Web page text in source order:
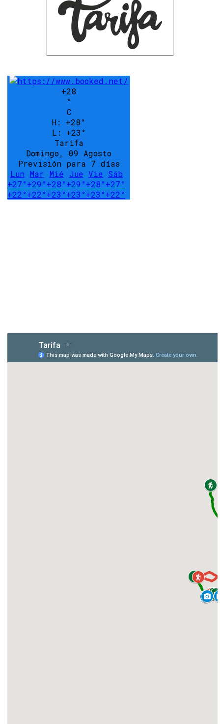
+28
°
C
H: +28°
L: +23°
Tarifa
Domingo, 09 Agosto
Previsión para 7 días
Lun Mar Mié Jue Vie Sáb
+27°+29°+28°+29°+28°+27°
+22°+22°+23°+23°+23°+22°